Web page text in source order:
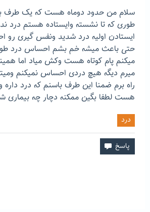
سلام من حدود دوماه هست که یک طرف
طوری که تا نشسته وایستاده هستم درد
ایستادن اولیه درد شدید ونفس گیری رو
حتی باعث میشه خم بشم احساس درد
میکنم پام کوتاه هست وکش میاد اما
میرم دیگه هیچ دردی احساس نمیکنم
راه برم ضمنا این طرف باسنم که درد داره
هست لطفا بگین ممکنه دچار چه بیماری
درد